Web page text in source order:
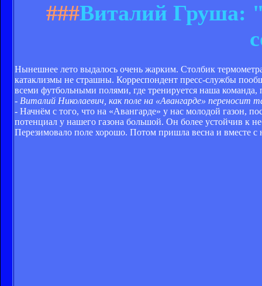
###Виталий Груша:
Нынешнее лето выдалось очень жарким. Столбик
катаклизмы не страшны. Корреспондент пресс-службы
всеми футбольными полями, где тренируется наша команда,
- Виталий Николаевич, как поле на «Авангарде» переносит
- Начнём с того, что на «Авангарде» у нас молодой газон,
потенциал у нашего газона большой. Он более устойчив к
Перезимовало поле хорошо. Потом пришла весна и вместе с